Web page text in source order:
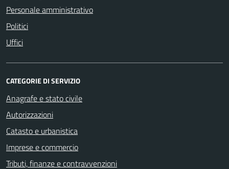
Personale amministrativo
Politici
Uffici
CATEGORIE DI SERVIZIO
Anagrafe e stato civile
Autorizzazioni
Catasto e urbanistica
Imprese e commercio
Tributi, finanze e contravvenzioni